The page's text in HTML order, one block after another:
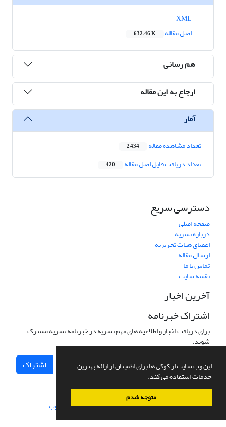
این وب سایت از کوکی ها برای اطمینان از ارائه بهترین
خدمات استفاده می کند.
متوجه شدم
اصل مقاله
632.46 K
هم رسانی
ارجاع به این مقاله
آمار
تعداد مشاهده مقاله 2,434
تعداد دریافت فایل اصل مقاله 420
دسترسی سریع
صفحه اصلی
درباره نشریه
اعضای هیات تحریریه
ارسال مقاله
تماس با ما
نقشه سایت
آخرین اخبار
اشتراک خبرنامه
برای دریافت اخبار و اطلاعیه های مهم نشریه در خبرنامه نشریه مشترک
شوید.
اشتراک
سامانه مدیریت نشریات علمی.طراحی و پیاده سازی از سیناوب